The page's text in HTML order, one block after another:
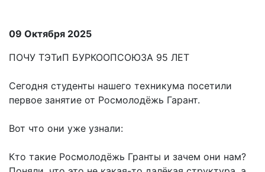
09 Октября 2025
ПОЧУ ТЭТиП БУРКООПСОЮЗА 95 ЛЕТ
Сегодня студенты нашего техникума посетили
первое занятие от Росмолодёжь Гарант.
Вот что они уже узнали:
Кто такие Росмолодёжь Гранты и зачем они нам?